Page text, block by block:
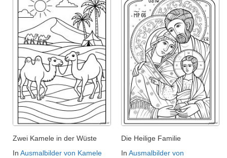
Zwei Kamele in der Wüste
In Ausmalbilder von Kamele
Die Heilige Familie
In Ausmalbilder von